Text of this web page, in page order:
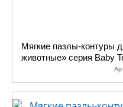
Мягкие пазлы-контуры
животные» серия Baby